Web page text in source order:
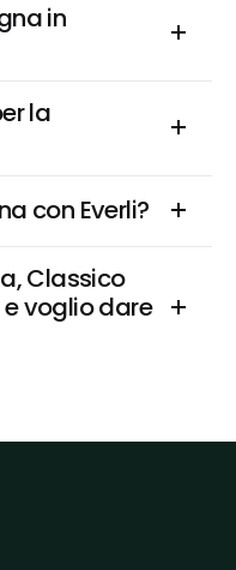
in
la
con Everli?
Classico
voglio dare